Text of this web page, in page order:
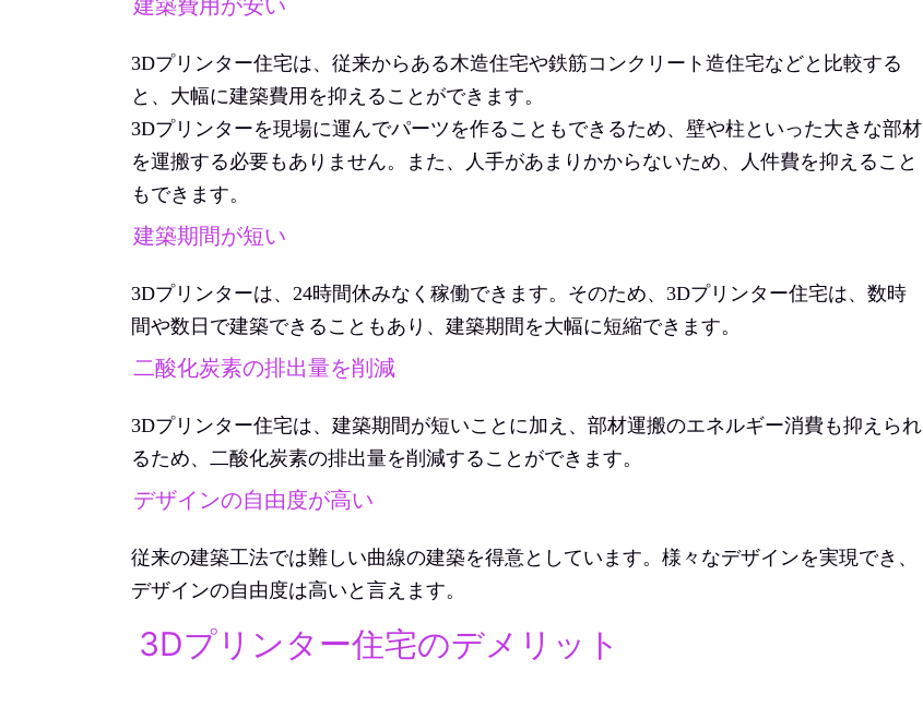
3Dプリンター住宅は、従来からある木造住宅や鉄筋コンクリート造住宅などと比較する
と、大幅に建築費用を抑えることができます。
3Dプリンターを現場に運んでパーツを作ることもできるため、壁や柱といった大きな部材
を運搬する必要もありません。また、人手があまりかからないため、人件費を抑えること
もできます。
建築期間が短い
3Dプリンターは、24時間休みなく稼働できます。そのため、3Dプリンター住宅は、数時
間や数日で建築できることもあり、建築期間を大幅に短縮できます。
二酸化炭素の排出量を削減
3Dプリンター住宅は、建築期間が短いことに加え、部材運搬のエネルギー消費も抑えられ
るため、二酸化炭素の排出量を削減することができます。
デザインの自由度が高い
従来の建築工法では難しい曲線の建築を得意としています。様々なデザインを実現でき、
デザインの自由度は高いと言えます。
3Dプリンター住宅のデメリット